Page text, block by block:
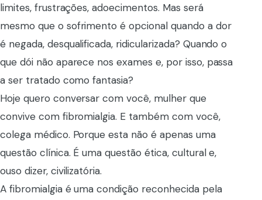
limites, frustrações, adoecimentos. Mas será
mesmo que o sofrimento é opcional quando a dor
é negada, desqualificada, ridicularizada? Quando o
que dói não aparece nos exames e, por isso, passa
a ser tratado como fantasia?
Hoje quero conversar com você, mulher que
convive com fibromialgia. E também com você,
colega médico. Porque esta não é apenas uma
questão clínica. É uma questão ética, cultural e,
ouso dizer, civilizatória.
A fibromialgia é uma condição reconhecida pela